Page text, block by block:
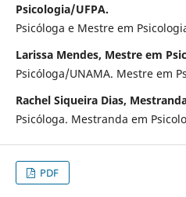
Psicologia/UFPA.
Psicóloga e Mestre em
Larissa Mendes, Mestre em
Psicóloga/UNAMA. Mestre em
Rachel Siqueira Dias,
Psicóloga. Mestranda em
PDF